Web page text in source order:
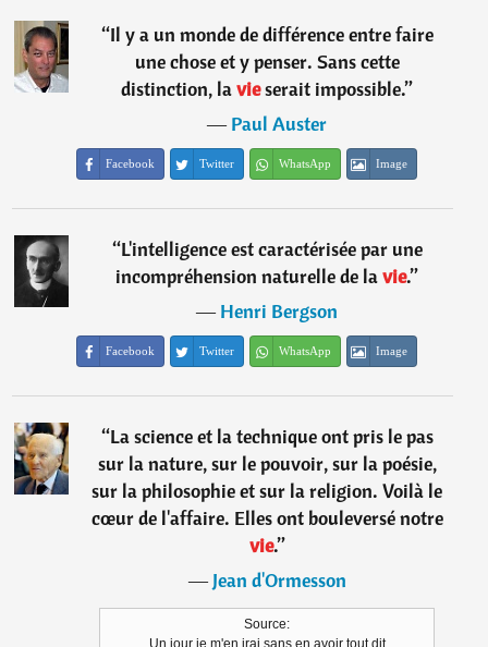
“Il y a un monde de différence entre faire
une chose et y penser. Sans cette
distinction, lavieserait impossible.”
―Paul Auster
Facebook Twitter WhatsApp Image
“L'intelligence est caractérisée par une
incompréhension naturelle de lavie.”
―Henri Bergson
Facebook Twitter WhatsApp Image
“La science et la technique ont pris le pas
sur la nature, sur le pouvoir, sur la poésie,
sur la philosophie et sur la religion. Voilà le
cœur de l'affaire. Elles ont bouleversé notre
vie.”
―Jean d'Ormesson
Source:
Un jour je m'en irai sans en avoir tout dit